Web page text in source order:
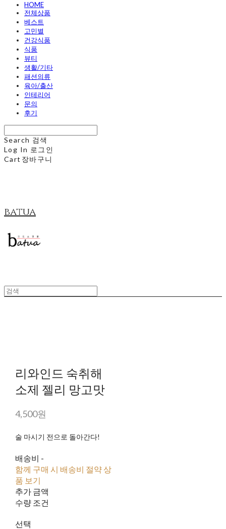
HOME
전체상품
베스트
고민별
건강식품
식품
뷰티
생활/기타
패션의류
육아/출산
인테리어
문의
후기
Search 검색
Log In 로그인
Cart 장바구니
batua
리와인드 숙취해
소제 젤리 망고맛
4,500원
술 마시기 전으로 돌아간다!
배송비 -
함께 구매 시 배송비 절약 상
품 보기
추가 금액
수량 조건
선택